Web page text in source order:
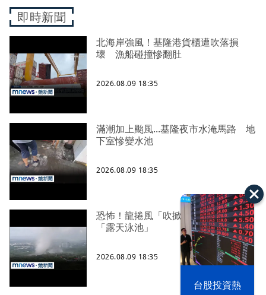
台股投資熱
即時新聞
北海岸強風！基隆港貨櫃遭吹落損
壞 漁船碰撞慘翻肚
2026.08.09 18:35
滿潮加上颱風...基隆夜市水淹馬路 地
下室慘變水池
2026.08.09 18:35
恐怖！龍捲風「吹掀屋頂」 住家變
「露天泳池」
2026.08.09 18:35